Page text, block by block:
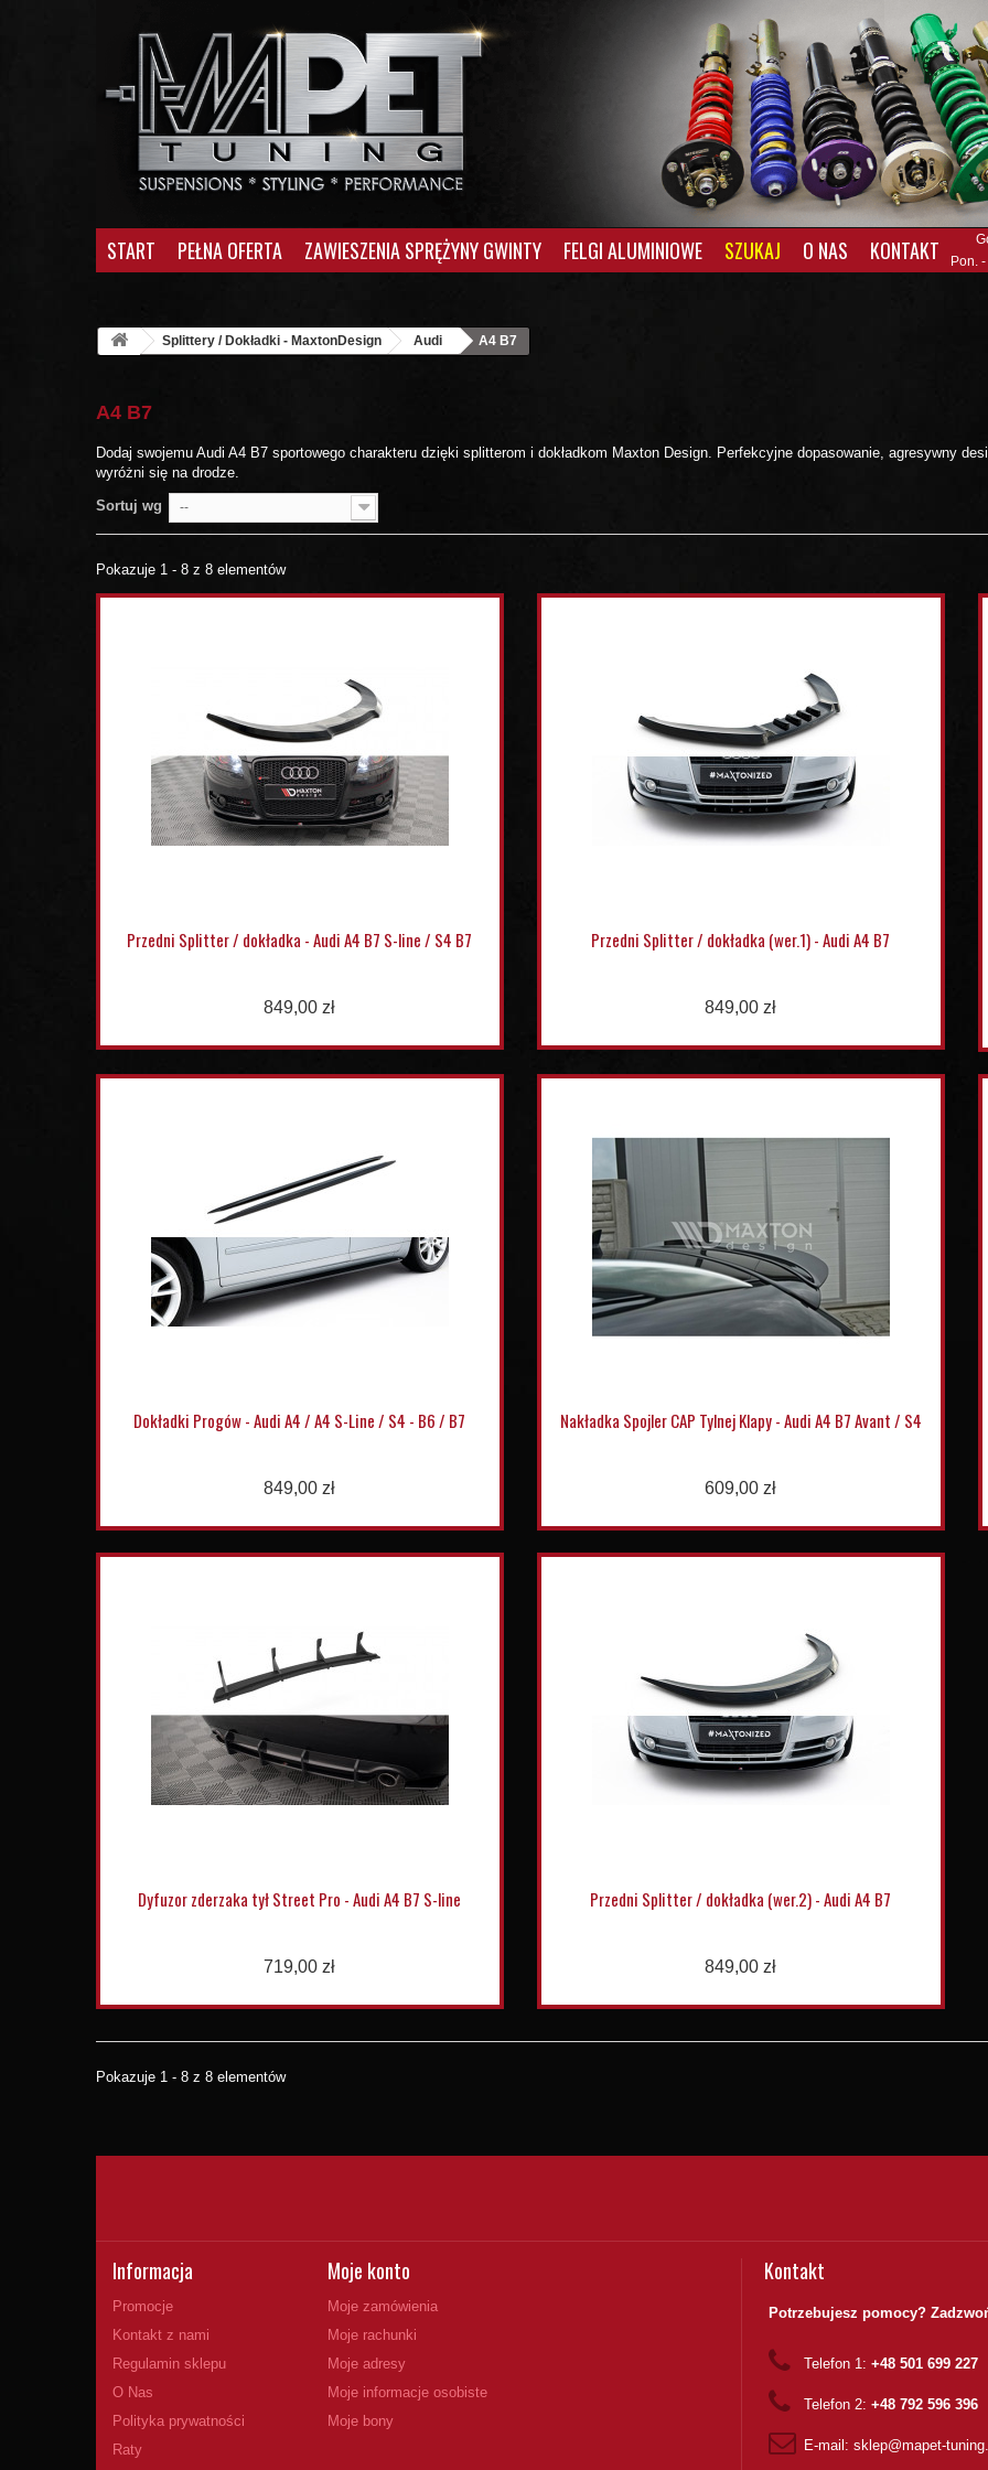
START PEŁNA OFERTA ZAWIESZENIA SPRĘŻYNY GWINTY FELGI ALUMINIOWE SZUKAJ O NAS KONTAKT
Pon.
Splittery / Dokładki - MaxtonDesign Audi A4 B7
A4 B7
Dodaj swojemu Audi A4 B7 sportowego charakteru dzięki splitterom i dokładkom Maxton Design. Perfekcyjne dopasowanie, agresywny
wyróżni się na drodze.
Sortuj wg
--
Pokazuje 1 - 8 z 8 elementów
Przedni Splitter / dokładka - Audi A4 B7 S-line / S4 B7
849,00 zł
Przedni Splitter / dokładka (wer.1) - Audi A4 B7
849,00 zł
Dokładki Progów - Audi A4 / A4 S-Line / S4 - B6 / B7
849,00 zł
Nakładka Spojler CAP Tylnej Klapy - Audi A4 B7 Avant / S4
609,00 zł
Dyfuzor zderzaka tył Street Pro - Audi A4 B7 S-line
719,00 zł
Przedni Splitter / dokładka (wer.2) - Audi A4 B7
849,00 zł
Pokazuje 1 - 8 z 8 elementów
Informacja
Promocje
Kontakt z nami
Regulamin sklepu
O Nas
Polityka prywatności
Raty
Moje konto
Moje zamówienia
Moje rachunki
Moje adresy
Moje informacje osobiste
Moje bony
Kontakt
Potrzebujesz pomocy?
Telefon 1: +48 501 699 227
Telefon 2: +48 792 596 396
E-mail: sklep@mapet-